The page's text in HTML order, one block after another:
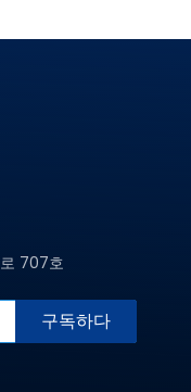
707호
구독하다